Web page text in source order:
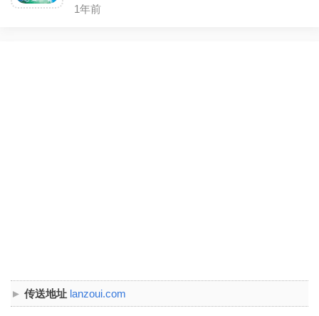
09249aeb265adc3be8bd.jpg#
1年前
传送地址 lanzoui.com